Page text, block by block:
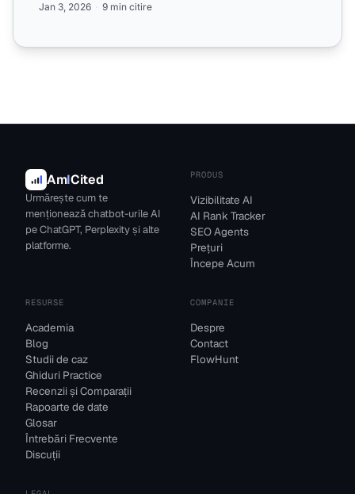
Jan 3, 2026 9 min citire
AmICited
Urmărește cum te
menționează chatbot-urile AI
pe ChatGPT, Perplexity și alte
platforme.
PRODUS
Vizibilitate AI
AI Rank Tracker
SEO Agents
Prețuri
Începe Acum
RESURSE
Academia
Blog
Studii de caz
Ghiduri Practice
Recenzii și Comparații
Rapoarte de date
Glosar
Întrebări Frecvente
Discuții
COMPANIE
Despre
Contact
FlowHunt